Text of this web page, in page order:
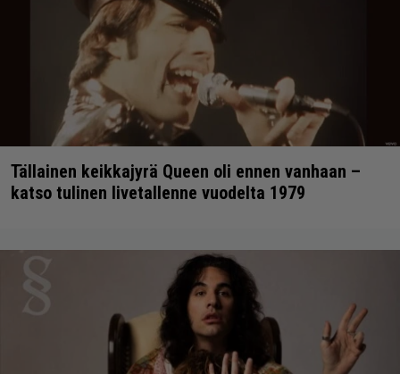
Tällainen keikkajyrä Queen oli ennen vanhaan –
katso tulinen livetallenne vuodelta 1979